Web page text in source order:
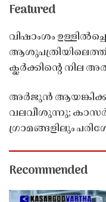
Featured
വിഷാംശം
ക്ലർക്കിൻ്റെ നില
അർജുൻ
വലവീശുന്നു;
ഗ്രാമങ്ങളിലും
Recommended